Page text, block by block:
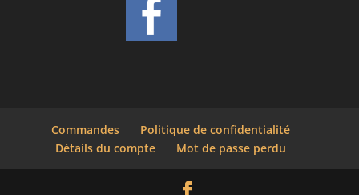
Commandes
Politique de confidentialité
Détails du compte
Mot de passe perdu